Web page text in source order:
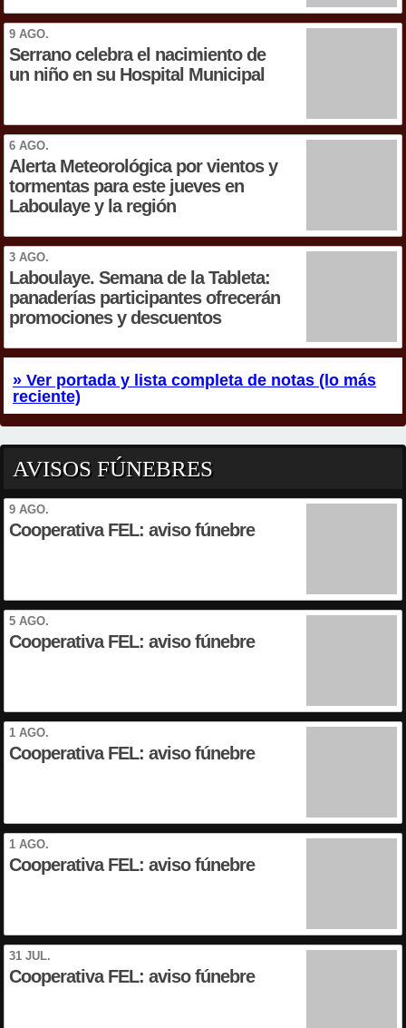
9 AGO.
Serrano celebra el nacimiento de
un niño en su Hospital Municipal
6 AGO.
Alerta Meteorológica por vientos y
tormentas para este jueves en
Laboulaye y la región
3 AGO.
Laboulaye. Semana de la Tableta:
panaderías participantes ofrecerán
promociones y descuentos
» Ver portada y lista completa de notas (lo más
reciente)
AVISOS FÚNEBRES
9 AGO.
Cooperativa FEL: aviso fúnebre
5 AGO.
Cooperativa FEL: aviso fúnebre
1 AGO.
Cooperativa FEL: aviso fúnebre
1 AGO.
Cooperativa FEL: aviso fúnebre
31 JUL.
Cooperativa FEL: aviso fúnebre